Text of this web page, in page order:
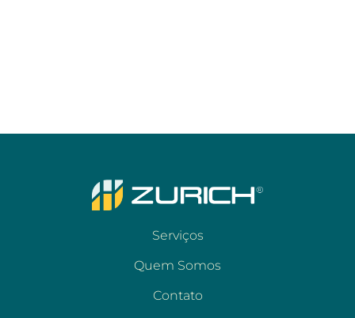
Serviços
Quem Somos
Contato